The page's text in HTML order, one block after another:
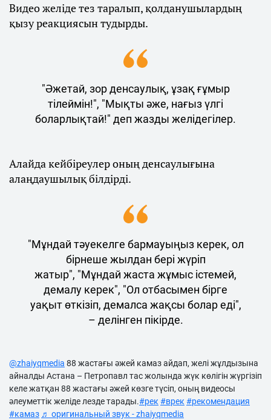
Видео желіде тез таралып, қолданушылардың
қызу реакциясын тудырды.
"Әжетай, зор денсаулық, ұзақ ғұмыр
тілеймін!", "Мықты әже, нағыз үлгі
боларлықтай!" деп жазды желідегілер.
Алайда кейбіреулер оның денсаулығына
алаңдаушылық білдірді.
"Мұндай тәуекелге бармауыңыз керек, ол
бірнеше жылдан бері жүріп
жатыр", "Мұндай жаста жұмыс істемей,
демалу керек", "Ол отбасымен бірге
уақыт өткізіп, демалса жақсы болар еді",
– делінген пікірде.
@zhaiyqmedia 88 жастағы әжей камаз айдап, желі жұлдызына
айналды Астана – Петропавл тас жолында жүк көлігін жүргізіп
келе жатқан 88 жастағы әжей көзге түсіп, оның видеосы
әлеуметтік желіде лезде тарады.#рек #врек #рекомендация
#камаз ♬ оригинальный звук - zhaiyqmedia